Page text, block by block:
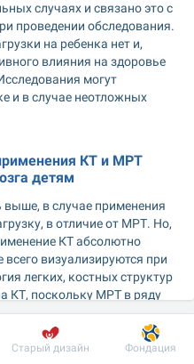
случаях и связано это с
проведении обследования.
на ребенка нет и,
влияния на здоровье
могут
и в случае неотложных
КТ и МРТ
детям
в случае применения
в отличие от МРТ. Но,
КТ абсолютно
визуализируются при
легких, костных структур
КТ, поскольку МРТ в ряду
ограничения.
аномалий развития
Пациенту
Старый дизайн Фондация